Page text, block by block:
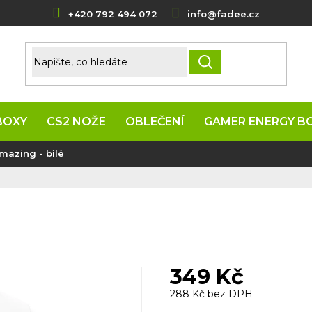
+420 792 494 072 info@fadee.cz
HLEDAT
CS2 NOŽE OBLEČENÍ GAMER ENERGY
- bílé
349 Kč
288 Kč bez DPH